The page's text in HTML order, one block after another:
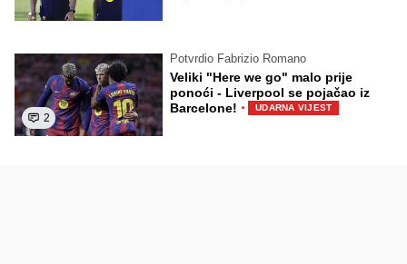
2
Potvrdio Fabrizio Romano
Veliki "Here we go" malo prije
ponoći - Liverpool se pojačao iz
Barcelone! · UDARNA VIJEST